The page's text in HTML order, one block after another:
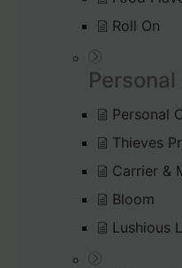
Roll On
Personal
Personal
Thieves
Carrier &
Bloom
Lushious